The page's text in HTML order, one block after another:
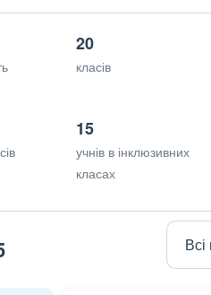
20
класів
15
учнів в інклюзивних
класах